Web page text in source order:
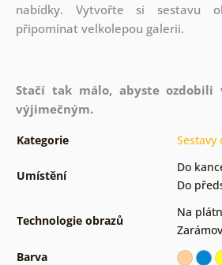
nabídky. Vytvořte si sestavu
připomínat velkolepou galerii.
Stačí tak málo, abyste ozdobili
výjimečným.
Kategorie Sestavy
Umístění
Do
Do
Technologie obrazů
Na
Barva